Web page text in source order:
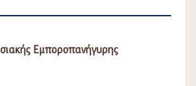
Εμποροπανήγυρης